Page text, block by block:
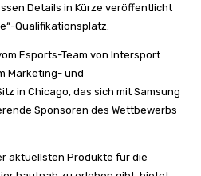
Details in Kürze veröffentlicht
Qualifikationsplatz.
Esports-Team von Intersport
Marketing- und
in Chicago, das sich mit Samsung
Sponsoren des Wettbewerbs
aktuellsten Produkte für die